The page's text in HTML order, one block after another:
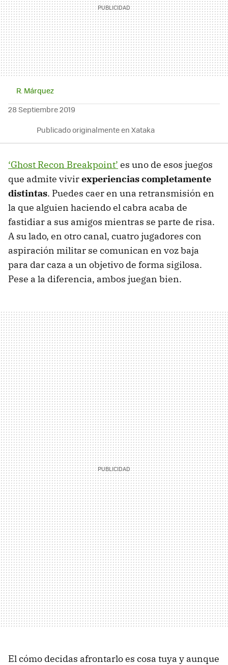
R. Márquez
28 Septiembre 2019
Publicado originalmente en Xataka
‘Ghost Recon Breakpoint’ es uno de esos juegos
que admite vivirexperiencias completamente
distintas. Puedes caer en una retransmisión en
la que alguien haciendo el cabra acaba de
fastidiar a sus amigos mientras se parte de risa.
A su lado, en otro canal, cuatro jugadores con
aspiración militar se comunican en voz baja
para dar caza a un objetivo de forma sigilosa.
Pese a la diferencia, ambos juegan bien.
El cómo decidas afrontarlo es cosa tuya y aunque